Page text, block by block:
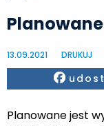
13.09.2021 DRUKUJ
Planowane jest